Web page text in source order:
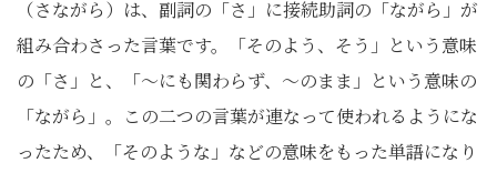
（さながら）は、副詞の「さ」に接続助詞の「ながら」が
組み合わさった言葉です。「そのよう、そう」という意味
の「さ」と、「～にも関わらず、～のまま」という意味の
「ながら」。この二つの言葉が連なって使われるようにな
ったため、「そのような」などの意味をもった単語になり